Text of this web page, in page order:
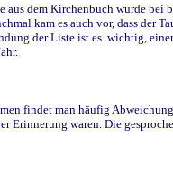
dem Kirchenbuch wurde bei
kam es auch vor, dass der
der Liste ist es wichtig,
findet man häufig
Erinnerung waren. Die